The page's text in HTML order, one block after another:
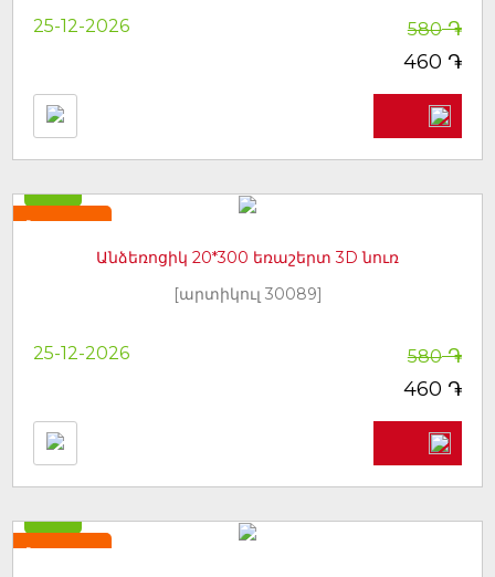
25-12-2026 580֏
460 ֏
Նորույթ
Անձեռոցիկ 20*300 եռաշերտ 3D նուռ
[արտիկուլ 30089]
25-12-2026 580֏
460 ֏
Նորույթ